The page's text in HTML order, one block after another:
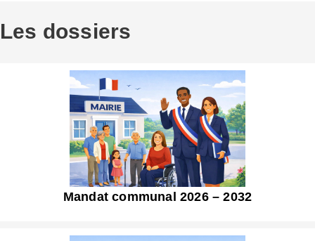
Les dossiers
Mandat communal 2026 – 2032